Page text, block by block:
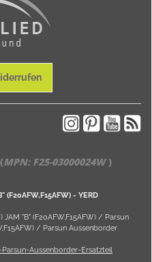
MPN: F25-03000024W)
- YERD
"B" (F20AFW,F15AFW) / Parsun
/ Parsun Aussenborder
Aussenborder-Ersatzteil